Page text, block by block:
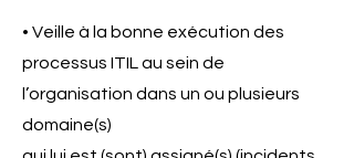
• Veille à la bonne exécution des
processus ITIL au sein de
l’organisation dans un ou plusieurs
domaine(s)